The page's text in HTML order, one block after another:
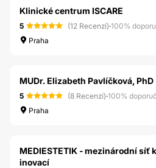
Klinické centrum ISCARE
5 (12 Recenzí)·100%
Praha
MUDr. Elizabeth Pavlíčková, PhD
5 (8 Recenzí)·100%
Praha
MEDIESTETIK - mezinárodní síť
inovací